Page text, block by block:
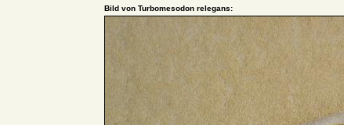
Bild von Turbomesodon relegans: